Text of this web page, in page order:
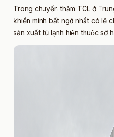
Trong chuyến thăm TCL ở
khiến mình bất ngờ nhất có lẽ
sản xuất tủ lạnh hiện thuộc sở